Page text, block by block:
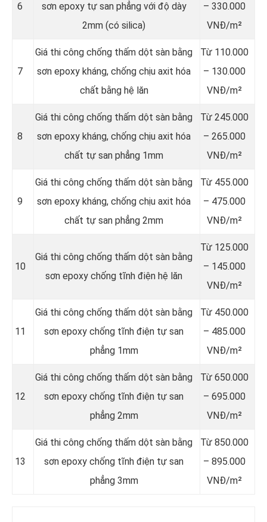
6
sơn epoxy tự san phẳng với độ dày
2mm (có silica)
– 330.000
VNĐ/m²
7
Giá thi công chống thấm dột sàn bằng
sơn epoxy kháng, chống chịu axit hóa
chất bằng hệ lăn
Từ 110.000
– 130.000
VNĐ/m²
8
Giá thi công chống thấm dột sàn bằng
sơn epoxy kháng, chống chịu axit hóa
chất tự san phẳng 1mm
Từ 245.000
– 265.000
VNĐ/m²
9
Giá thi công chống thấm dột sàn bằng
sơn epoxy kháng, chống chịu axit hóa
chất tự san phẳng 2mm
Từ 455.000
– 475.000
VNĐ/m²
10
Giá thi công chống thấm dột sàn bằng
sơn epoxy chống tĩnh điện hệ lăn
Từ 125.000
– 145.000
VNĐ/m²
11
Giá thi công chống thấm dột sàn bằng
sơn epoxy chống tĩnh điện tự san
phẳng 1mm
Từ 450.000
– 485.000
VNĐ/m²
12
Giá thi công chống thấm dột sàn bằng
sơn epoxy chống tĩnh điện tự san
phẳng 2mm
Từ 650.000
– 695.000
VNĐ/m²
13
Giá thi công chống thấm dột sàn bằng
sơn epoxy chống tĩnh điện tự san
phẳng 3mm
Từ 850.000
– 895.000
VNĐ/m²